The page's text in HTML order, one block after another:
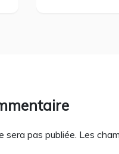
sera pas publiée. Les